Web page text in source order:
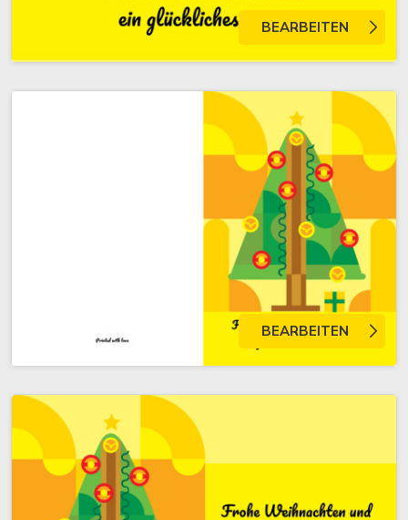
BEARBEITEN
BEARBEITEN